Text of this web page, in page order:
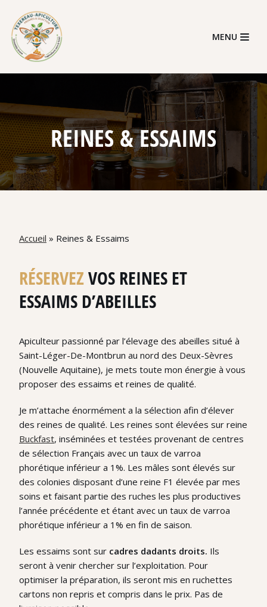
Skip
to
content
MENU
REINES & ESSAIMS
Accueil » Reines & Essaims
RÉSERVEZVOS REINES ET
ESSAIMS D’ABEILLES
Apiculteur passionné par l’élevage des abeilles situé à
Saint-Léger-De-Montbrun au nord des Deux-Sèvres
(Nouvelle Aquitaine), je mets toute mon énergie à vous
proposer des essaims et reines de qualité.
Je m’attache énormément a la sélection afin d’élever
des reines de qualité. Les reines sont élevées sur reine
Buckfast, inséminées et testées provenant de centres
de sélection Français avec un taux de varroa
phorétique inférieur a 1%. Les mâles sont élevés sur
des colonies disposant d’une reine F1 élevée par mes
soins et faisant partie des ruches les plus productives
l’année précédente et étant avec un taux de varroa
phorétique inférieur a 1% en fin de saison.
Les essaims sont sur cadres dadants droits. Ils
seront à venir chercher sur l’exploitation. Pour
optimiser la préparation, ils seront mis en ruchettes
cartons non repris et compris dans le prix. Pas de